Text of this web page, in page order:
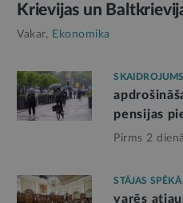
Krievijas un
Vakar, Ekonomika
SKAIDROJUMS
pensijas
Pirms 2
STĀJAS SPĒKĀ
varēs